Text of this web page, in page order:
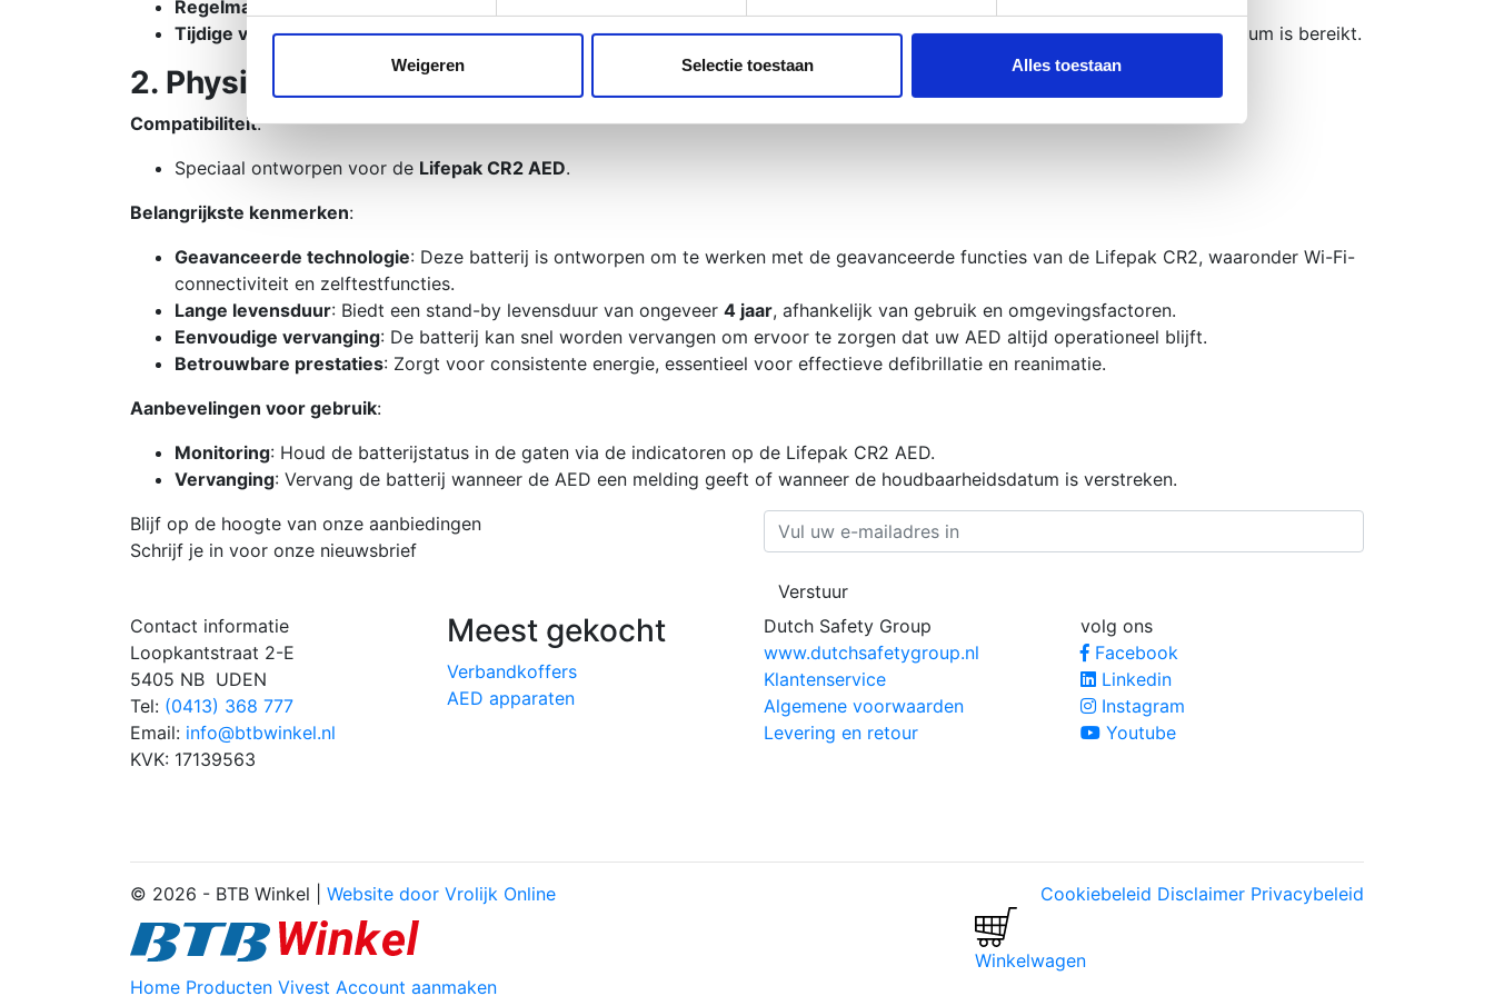
websiteverkeer te analyseren. Ook delen we informatie over uw gebruik van onze site met onze partners voor social
media, adverteren en analyse. Deze partners kunnen deze gegevens combineren met andere informatie die u aan ze heeft
Weigeren Selectie toestaan Alles toestaan
Regelmatige controle
Tijdige vervanging: Vervang de batterij wanneer de AED aangeeft dat de batterij bijna leeg is of wanneer de houdbaarheidsdatum is bereikt.
2. Physio-Control Lifepak CR2 Batterij
Compatibiliteit:
Speciaal ontworpen voor de Lifepak CR2 AED.
Belangrijkste kenmerken:
Geavanceerde technologie: Deze batterij is ontworpen om te werken met de geavanceerde functies van de Lifepak CR2, waaronder Wi-Fi-
connectiviteit en zelftestfuncties.
Lange levensduur: Biedt een stand-by levensduur van ongeveer 4 jaar, afhankelijk van gebruik en omgevingsfactoren.
Eenvoudige vervanging: De batterij kan snel worden vervangen om ervoor te zorgen dat uw AED altijd operationeel blijft.
Betrouwbare prestaties: Zorgt voor consistente energie, essentieel voor effectieve defibrillatie en reanimatie.
Aanbevelingen voor gebruik:
Monitoring: Houd de batterijstatus in de gaten via de indicatoren op de Lifepak CR2 AED.
Vervanging: Vervang de batterij wanneer de AED een melding geeft of wanneer de houdbaarheidsdatum is verstreken.
Blijf op de hoogte van onze aanbiedingen
Schrijf je in voor onze nieuwsbrief
Verstuur
Contact informatie
Loopkantstraat 2-E
5405 NB UDEN
Tel: (0413) 368 777
Email: info@btbwinkel.nl
KVK: 17139563
Meest gekocht
Verbandkoffers
AED apparaten
Dutch Safety Group
www.dutchsafetygroup.nl
Klantenservice
Algemene voorwaarden
Levering en retour
volg ons
Facebook
Linkedin
Instagram
Youtube
© 2026 - BTB Winkel | Website door Vrolijk Online Cookiebeleid Disclaimer Privacybeleid
Winkelwagen
Home Producten Vivest Account aanmaken